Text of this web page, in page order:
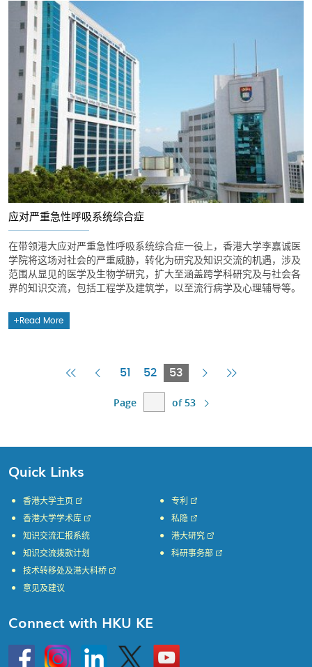
应对严重急性呼吸系统综合症
在带领港大应对严重急性呼吸系统综合症一役上，香港大学李嘉诚医
学院将这场对社会的严重威胁，转化为研究及知识交流的机遇，涉及
范围从显见的医学及生物学研究，扩大至涵盖跨学科研究及与社会各
界的知识交流，包括工程学及建筑学，以至流行病学及心理辅导等。
Read More
FirstPrevious
51 52 53CurrentNext Last
Page of 53
Quick Links
香港大学主页
香港大学学术库
知识交流汇报系统
知识交流拨款计划
专利
私隐
港大研究
科研事务部
技术转移处及港大科桥
意见及建议
Connect with HKU KE
InstagramLinkedin Twitter
Go
to